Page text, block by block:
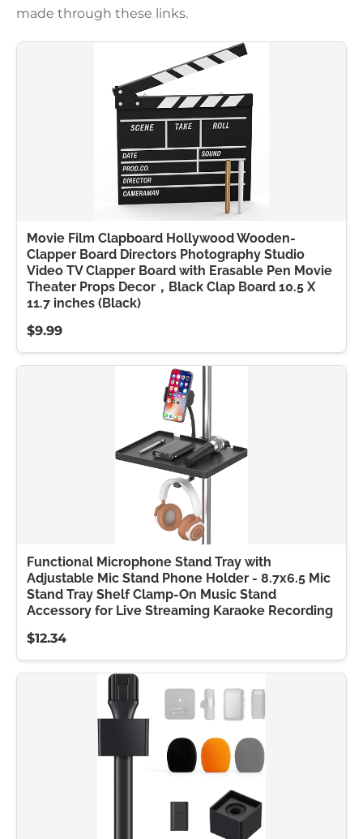
made through these links.
Movie Film Clapboard Hollywood Wooden-
Clapper Board Directors Photography Studio
Video TV Clapper Board with Erasable Pen Movie
Theater Props Decor，Black Clap Board 10.5 X
11.7 inches (Black)
$9.99
Functional Microphone Stand Tray with
Adjustable Mic Stand Phone Holder - 8.7x6.5 Mic
Stand Tray Shelf Clamp-On Music Stand
Accessory for Live Streaming Karaoke Recording
$12.34